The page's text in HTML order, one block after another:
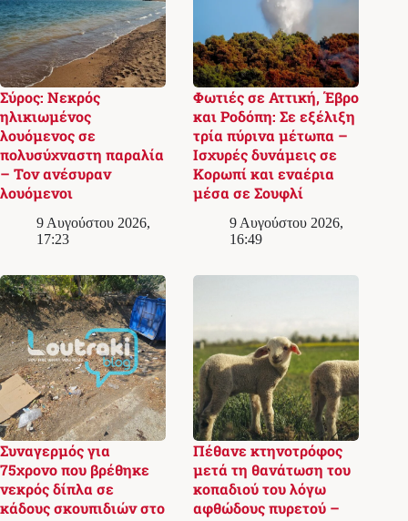
Σύρος: Νεκρός
ηλικιωμένος
λουόμενος σε
πολυσύχναστη παραλία
– Τον ανέσυραν
λουόμενοι
9 Αυγούστου 2026,
17:23
Φωτιές σε Αττική, Έβρο
και Ροδόπη: Σε εξέλιξη
τρία πύρινα μέτωπα –
Ισχυρές δυνάμεις σε
Κορωπί και εναέρια
μέσα σε Σουφλί
9 Αυγούστου 2026,
16:49
Συναγερμός για
75χρονο που βρέθηκε
νεκρός δίπλα σε
κάδους σκουπιδιών στο
Πέθανε κτηνοτρόφος
μετά τη θανάτωση του
κοπαδιού του λόγω
αφθώδους πυρετού –